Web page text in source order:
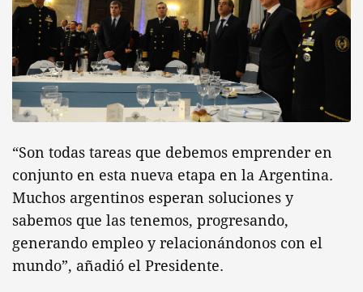
“Son todas tareas que debemos emprender en
conjunto en esta nueva etapa en la Argentina.
Muchos argentinos esperan soluciones y
sabemos que las tenemos, progresando,
generando empleo y relacionándonos con el
mundo”, añadió el Presidente.